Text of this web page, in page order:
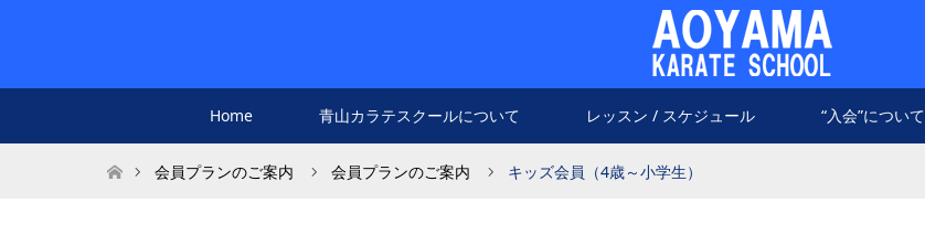
Home 青山カラテスクールについて レッスン / スケジュール “入会”について
ホーム会員プランのご案内 会員プランのご案内 キッズ会員（4歳～小学生）